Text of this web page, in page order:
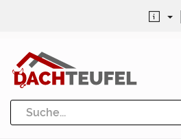
Dachrinne und Fallrohre
Werkzeuge und Löttechnik